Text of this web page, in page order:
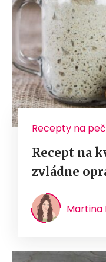
Recepty na
Recept na
zvládne
Martina